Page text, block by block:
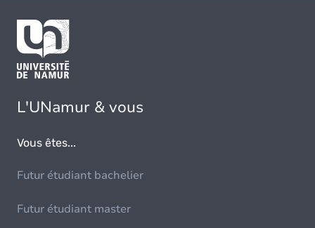
L'UNamur & vous
Vous êtes...
Futur étudiant bachelier
Futur étudiant master